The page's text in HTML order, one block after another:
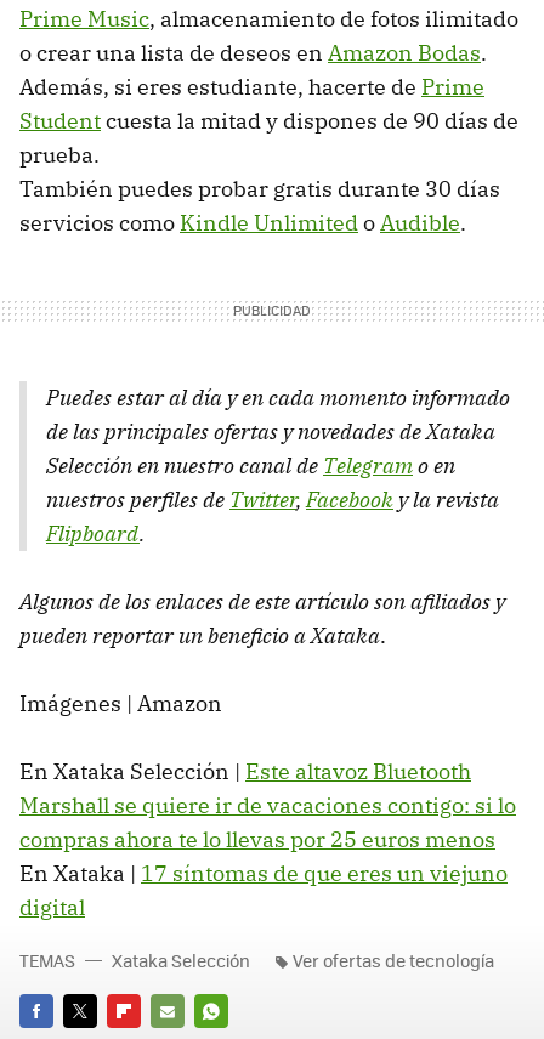
Prime Music, almacenamiento de fotos ilimitado
o crear una lista de deseos en Amazon Bodas.
Además, si eres estudiante, hacerte de Prime
Studentcuesta la mitad y dispones de 90 días de
prueba.
También puedes probar gratis durante 30 días
servicios como Kindle UnlimitedoAudible.
Puedes estar al día y en cada momento informado
de las principales ofertas y novedades de Xataka
Selección en nuestro canal de Telegramo en
nuestros perfiles de Twitter,Facebook y la revista
Flipboard.
Algunos de los enlaces de este artículo son afiliados y
pueden reportar un beneficio a Xataka.
Imágenes | Amazon
En Xataka Selección | Este altavoz Bluetooth
Marshall se quiere ir de vacaciones contigo: si lo
compras ahora te lo llevas por 25 euros menos
En Xataka | 17 síntomas de que eres un viejuno
digital
TEMAS Xataka Selección Ver ofertas de tecnología